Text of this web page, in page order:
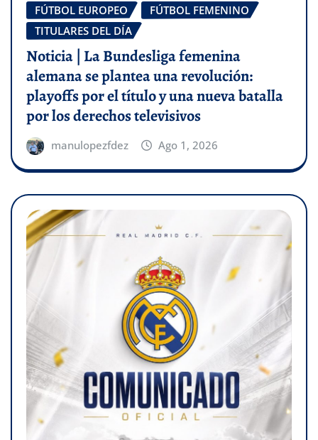
FÚTBOL EUROPEO
FÚTBOL FEMENINO
TITULARES DEL DÍA
Noticia | La Bundesliga femenina
alemana se plantea una revolución:
playoffs por el título y una nueva batalla
por los derechos televisivos
manulopezfdez Ago 1, 2026